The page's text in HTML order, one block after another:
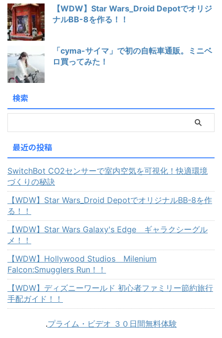
【WDW】Star Wars_Droid Depotでオリジ
ナルBB-8を作る！！
「cyma-サイマ」で初の自転車通販。ミニベ
ロ買ってみた！
検索
最近の投稿
SwitchBot CO2センサーで室内空気を可視化！快適環境
づくりの秘訣
【WDW】Star Wars_Droid DepotでオリジナルBB-8を作
る！！
【WDW】Star Wars Galaxy's Edge ギャラクシーグル
メ！！
【WDW】Hollywood Studios Milenium
Falcon:Smugglers Run！！
【WDW】ディズニーワールド 初心者ファミリー節約旅行
手配ガイド！！
.プライム・ビデオ ３０日間無料体験